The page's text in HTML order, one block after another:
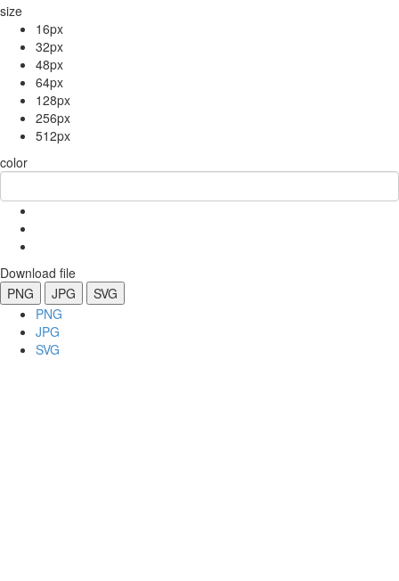
size
16px
32px
48px
64px
128px
256px
512px
color
Download file
PNG
JPG
SVG
PNG
JPG
SVG